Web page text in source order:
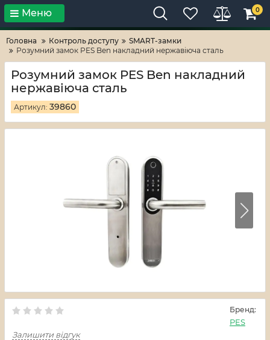
Тільки високі технології! RV-ZAFT
Меню 0
Головна Контроль доступу
SMART-замки
Розумний замок PES Ben накладний нержавіюча сталь
Розумний замок PES Ben накладний
нержавіюча сталь
Артикул: 39860
Бренд:
PES
Залишити відгук